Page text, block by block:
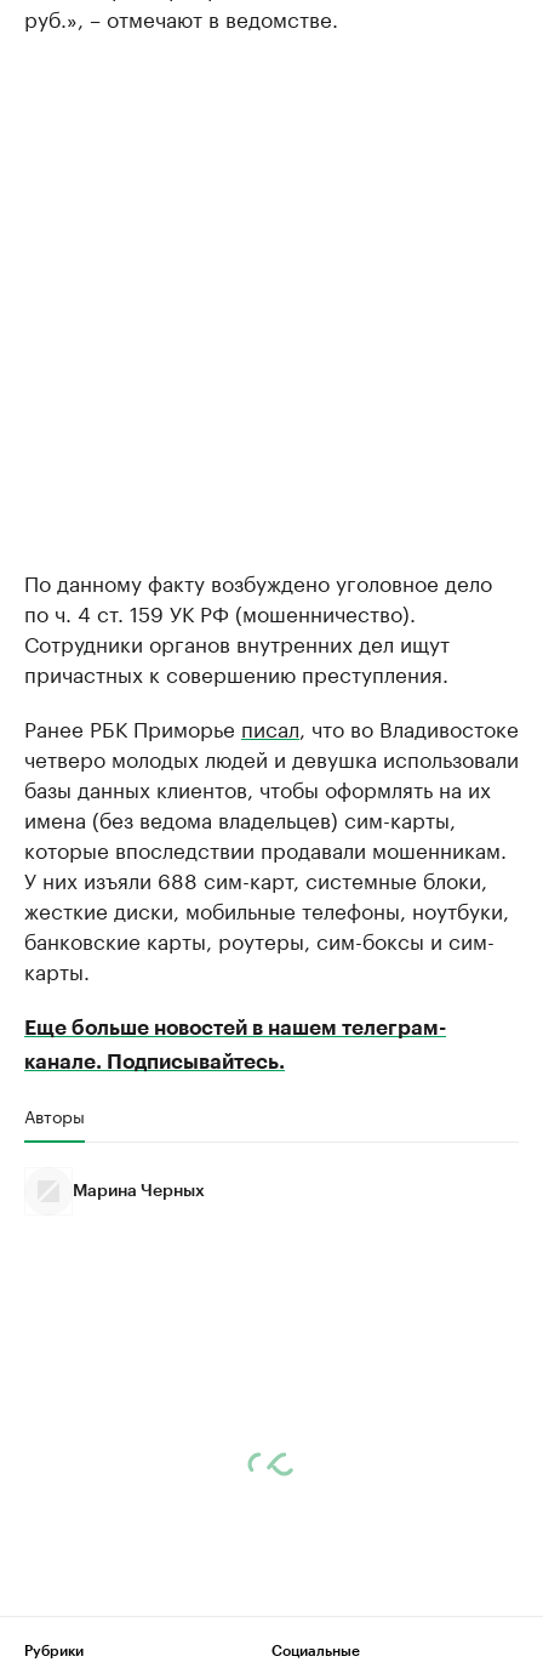
руб.», – отмечают в ведомстве.
По данному факту возбуждено уголовное дело
по ч. 4 ст. 159 УК РФ (мошенничество).
Сотрудники органов внутренних дел ищут
причастных к совершению преступления.
Ранее РБК Приморье писал , что во Владивостоке
четверо молодых людей и девушка использовали
базы данных клиентов, чтобы оформлять на их
имена (без ведома владельцев) сим-карты,
которые впоследствии продавали мошенникам.
У них изъяли 688 сим-карт, системные блоки,
жесткие диски, мобильные телефоны, ноутбуки,
банковские карты, роутеры, сим-боксы и сим-
карты.
Еще больше новостей в нашем телеграм-
канале. Подписывайтесь.
Авторы
Марина Черных
Рубрики
Социальные